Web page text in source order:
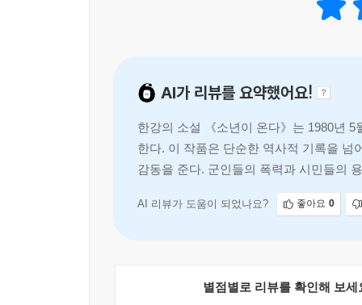
AI가 리뷰를 요약했어요!
한강의 소설 《소년이 온다》는 1980년
한다. 이 작품은 단순한 역사적 기록을
감동을 준다. 군인들의 폭력과 시민들의
AI 리뷰가 도움이 되었나요? 좋아요 0
별점별로 리뷰를 확인해 보세